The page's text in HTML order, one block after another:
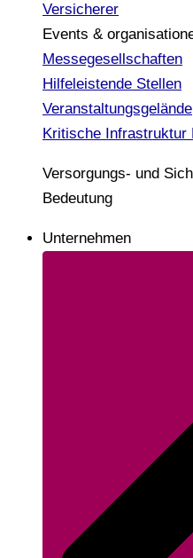
Versicherer
Events &
Messegesellschaften
Hilfeleistende Stellen
Veranstaltungsgelände
Kritische Infrastruktur
Versorgungs- und
Bedeutung
Unternehmen